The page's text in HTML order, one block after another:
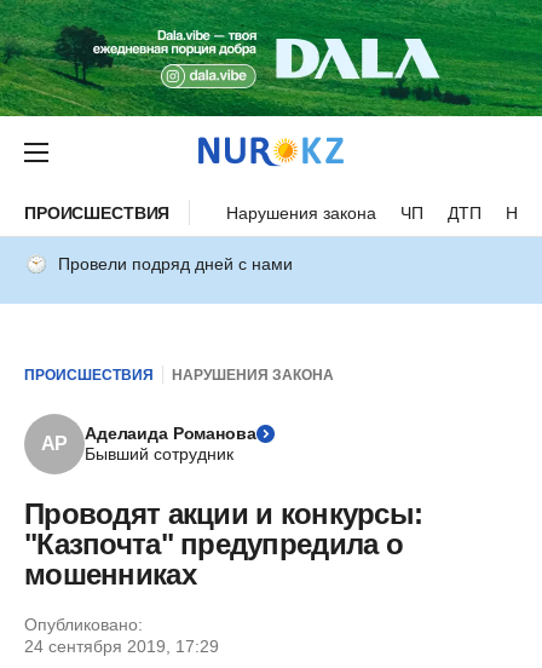
ПРОИСШЕСТВИЯ Нарушения закона ЧП ДТП
Провели подряд дней с нами
ПРОИСШЕСТВИЯ НАРУШЕНИЯ ЗАКОНА
АР
Аделаида Романова
Бывший сотрудник
Проводят акции и конкурсы:
"Казпочта" предупредила о
мошенниках
Опубликовано:
24 сентября 2019, 17:29